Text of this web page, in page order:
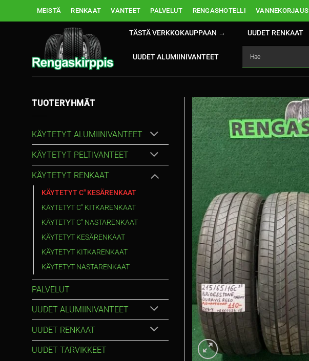
MEISTÄ RENKAAT VANTEET PALVELUT RENGASHOTELLI VANNEKORJAUS
TÄSTÄ VERKKOKAUPPAAN → UUDET RENKAAT
UUDET ALUMIINIVANTEET
TUOTERYHMÄT
KÄYTETYT ALUMIINIVANTEET
KÄYTETYT PELTIVANTEET
KÄYTETYT RENKAAT
KÄYTETYT C" KESÄRENKAAT
KÄYTETYT C" KITKARENKAAT
KÄYTETYT C" NASTARENKAAT
KÄYTETYT KESÄRENKAAT
KÄYTETYT KITKARENKAAT
KÄYTETYT NASTARENKAAT
PALVELUT
UUDET ALUMIINIVANTEET
UUDET RENKAAT
UUDET TARVIKKEET